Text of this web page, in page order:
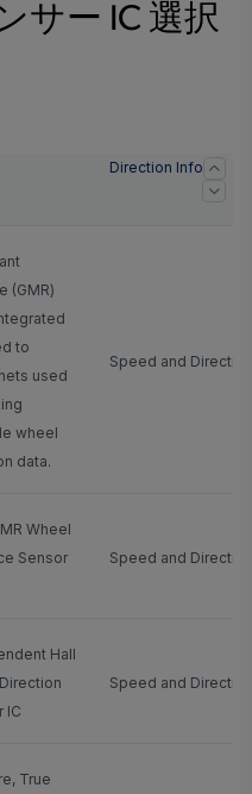
サー IC 選択
Direction Info
(GMR)
to
used
wheel
data.
Speed and Direction
Wheel
Sensor
Speed and Direction
Hall
IC
Speed and Direction
True